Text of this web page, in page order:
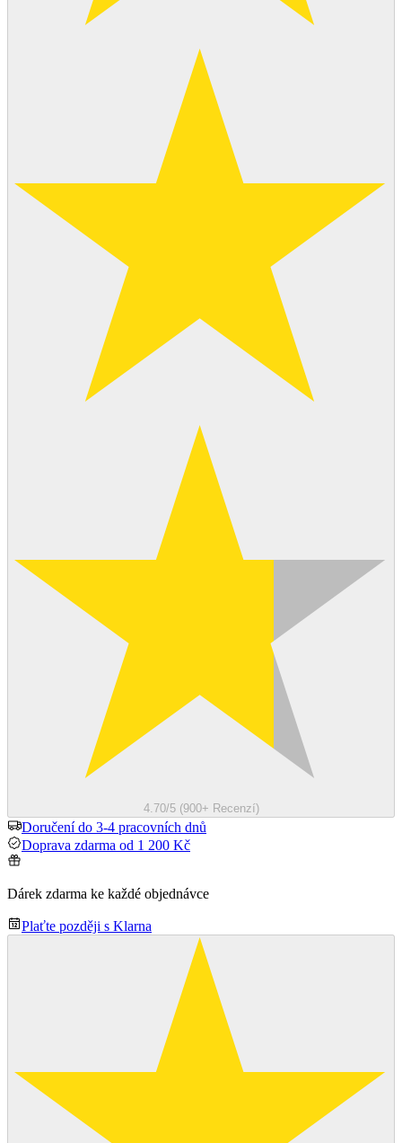
4.70/5 (900+ Recenzí)
Doručení do 3-4 pracovních dnů
Doprava zdarma od 1 200 Kč
Dárek zdarma ke každé objednávce
Plaťte později s Klarna